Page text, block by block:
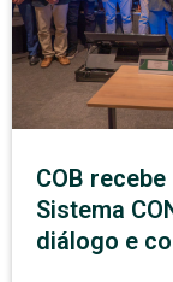
COB
Sistema
diálogo e